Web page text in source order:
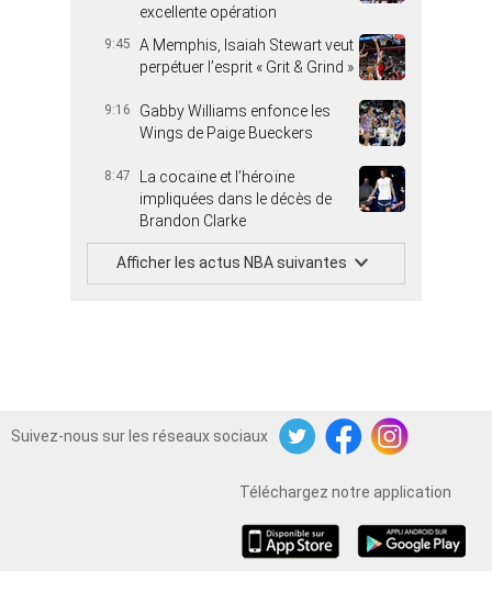
excellente opération
9:45
A Memphis, Isaiah Stewart veut
perpétuer l’esprit « Grit & Grind »
9:16
Gabby Williams enfonce les
Wings de Paige Bueckers
8:47
La cocaïne et l’héroïne
impliquées dans le décès de
Brandon Clarke
Afficher les actus NBA suivantes
Suivez-nous sur les réseaux sociaux
TwitterFacebookInstagram
Téléchargez notre application